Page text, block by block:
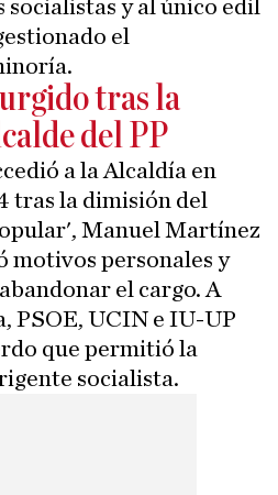
socialistas y al único edil
el
tras la
del PP
a la Alcaldía en
tras la dimisión del
Manuel Martínez
motivos personales y
el cargo. A
PSOE, UCIN e IU-UP
que permitió la
socialista.